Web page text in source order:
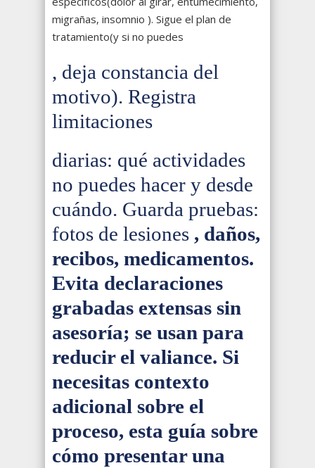
migrañas, insomnio ). Sigue el plan de
tratamiento(y si no puedes
, deja constancia del
motivo). Registra
limitaciones
diarias: qué actividades
no puedes hacer y desde
cuándo. Guarda pruebas:
fotos de lesiones , daños,
recibos, medicamentos.
Evita declaraciones
grabadas extensas sin
asesoría; se usan para
reducir el valiance. Si
necesitas contexto
adicional sobre el
proceso, esta guía sobre
cómo presentar una